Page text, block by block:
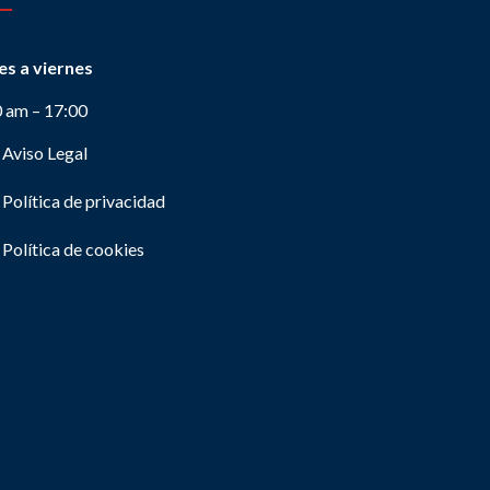
a viernes
am – 17:00
Aviso Legal
Política de privacidad
Política de cookies